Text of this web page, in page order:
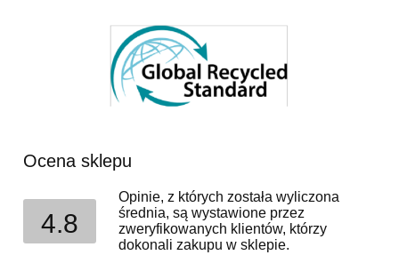
Ocena sklepu
4.8
Opinie, z których została wyliczona
średnia, są wystawione przez
zweryfikowanych klientów, którzy
dokonali zakupu w sklepie.